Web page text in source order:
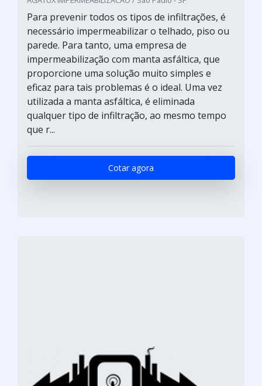
Para prevenir todos os tipos de infiltrações, é
necessário impermeabilizar o telhado, piso ou
parede. Para tanto, uma empresa de
impermeabilização com manta asfáltica, que
proporcione uma solução muito simples e
eficaz para tais problemas é o ideal. Uma vez
utilizada a manta asfáltica, é eliminada
qualquer tipo de infiltração, ao mesmo tempo
que r...
Cotar agora